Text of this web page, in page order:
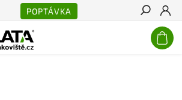
POPTÁVKA
Hledat